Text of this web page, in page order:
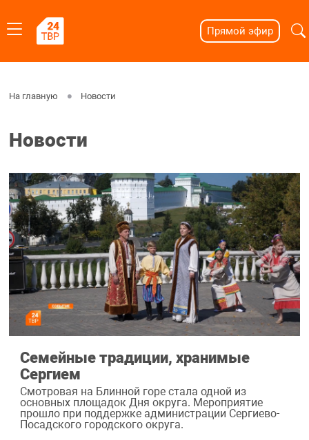
Прямой эфир
На главную Новости
Новости
Семейные традиции, хранимые
Сергием
Смотровая на Блинной горе стала одной из
основных площадок Дня округа. Мероприятие
прошло при поддержке администрации Сергиево-
Посадского городского округа.